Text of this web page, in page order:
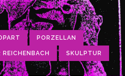
PORZELLAN
SKULPTUR